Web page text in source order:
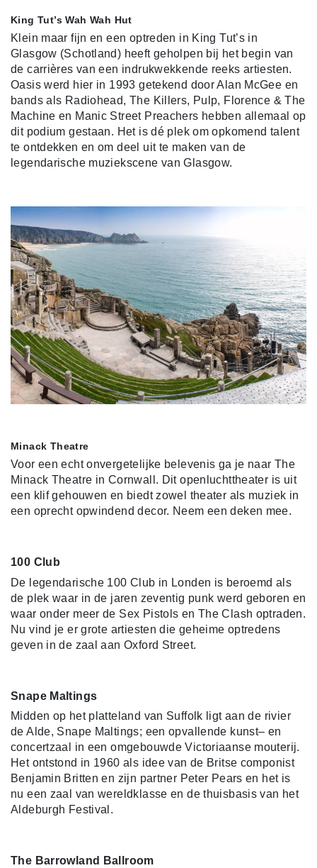
King Tut’s Wah Wah Hut
Klein maar fijn en een optreden in King Tut’s in
Glasgow (Schotland) heeft geholpen bij het begin van
de carrières van een indrukwekkende reeks artiesten.
Oasis werd hier in 1993 getekend door Alan McGee en
bands als Radiohead, The Killers, Pulp, Florence & The
Machine en Manic Street Preachers hebben allemaal op
dit podium gestaan. Het is dé plek om opkomend talent
te ontdekken en om deel uit te maken van de
legendarische muziekscene van Glasgow.
Minack Theatre
Voor een echt onvergetelijke belevenis ga je naar The
Minack Theatre in Cornwall. Dit openluchttheater is uit
een klif gehouwen en biedt zowel theater als muziek in
een oprecht opwindend decor. Neem een deken mee.
100 Club
De legendarische 100 Club in Londen is beroemd als
de plek waar in de jaren zeventig punk werd geboren en
waar onder meer de Sex Pistols en The Clash optraden.
Nu vind je er grote artiesten die geheime optredens
geven in de zaal aan Oxford Street.
Snape Maltings
Midden op het platteland van Suffolk ligt aan de rivier
de Alde, Snape Maltings; een opvallende kunst– en
concertzaal in een omgebouwde Victoriaanse mouterij.
Het ontstond in 1960 als idee van de Britse componist
Benjamin Britten en zijn partner Peter Pears en het is
nu een zaal van wereldklasse en de thuisbasis van het
Aldeburgh Festival.
The Barrowland Ballroom